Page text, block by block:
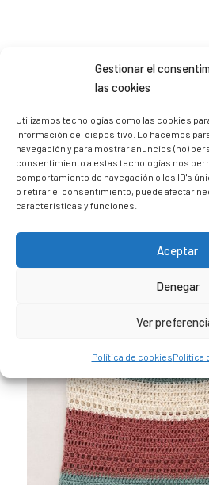
Gestionar el
las cookies
Utilizamos tecnologías como las cookies
información del dispositivo. Lo hacemos
navegación y para mostrar anuncios (no)
consentimiento a estas tecnologías nos
comportamiento de navegación o los ID's
o retirar el consentimiento, puede afectar
características y funciones.
Aceptar
Denegar
Ver
Política de cookiesPolítica
Sígueme en
Freelance | Web | RRSS
@lacatalina.shop
Alquila tu
@caravana_go
Mi blog de